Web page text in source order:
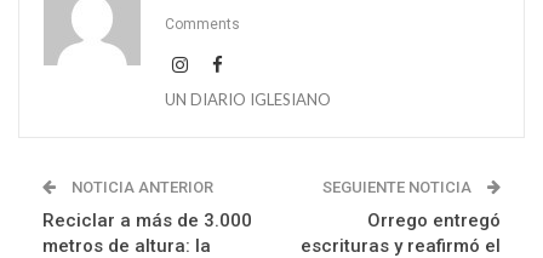
Comments
UN DIARIO IGLESIANO
NOTICIA ANTERIOR
Reciclar a más de 3.000
metros de altura: la
SEGUIENTE NOTICIA
Orrego entregó
escrituras y reafirmó el